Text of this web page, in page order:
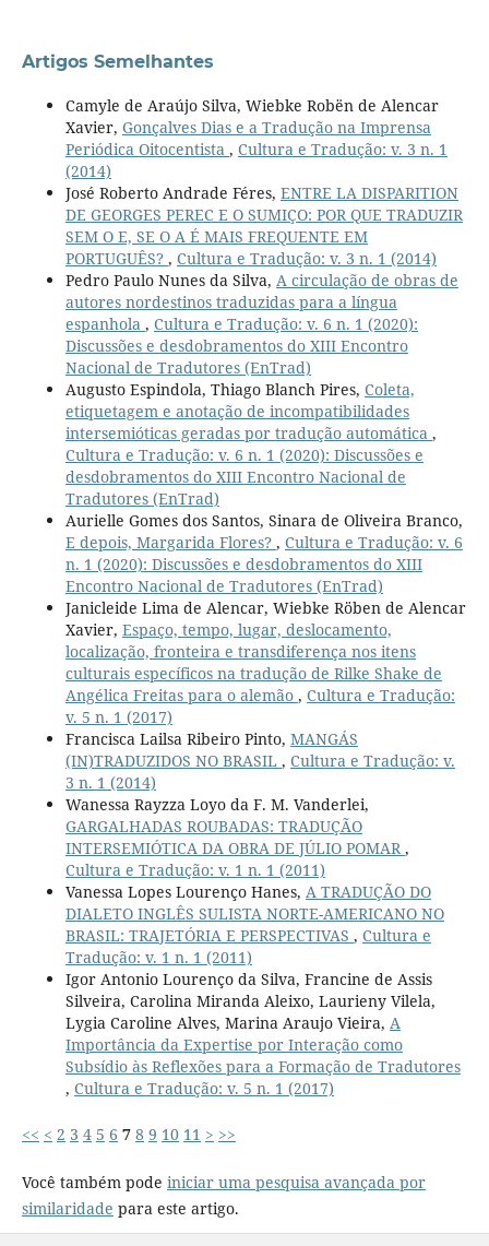
Artigos Semelhantes
Camyle de Araújo Silva, Wiebke Robën de Alencar
Xavier, Gonçalves Dias e a Tradução na Imprensa
Periódica Oitocentista , Cultura e Tradução: v. 3 n. 1
(2014)
José Roberto Andrade Féres, ENTRE LA DISPARITION
DE GEORGES PEREC E O SUMIÇO: POR QUE TRADUZIR
SEM O E, SE O A É MAIS FREQUENTE EM
PORTUGUÊS? , Cultura e Tradução: v. 3 n. 1 (2014)
Pedro Paulo Nunes da Silva, A circulação de obras de
autores nordestinos traduzidas para a língua
espanhola , Cultura e Tradução: v. 6 n. 1 (2020):
Discussões e desdobramentos do XIII Encontro
Nacional de Tradutores (EnTrad)
Augusto Espindola, Thiago Blanch Pires, Coleta,
etiquetagem e anotação de incompatibilidades
intersemióticas geradas por tradução automática ,
Cultura e Tradução: v. 6 n. 1 (2020): Discussões e
desdobramentos do XIII Encontro Nacional de
Tradutores (EnTrad)
Aurielle Gomes dos Santos, Sinara de Oliveira Branco,
E depois, Margarida Flores? , Cultura e Tradução: v. 6
n. 1 (2020): Discussões e desdobramentos do XIII
Encontro Nacional de Tradutores (EnTrad)
Janicleide Lima de Alencar, Wiebke Röben de Alencar
Xavier, Espaço, tempo, lugar, deslocamento,
localização, fronteira e transdiferença nos itens
culturais específicos na tradução de Rilke Shake de
Angélica Freitas para o alemão , Cultura e Tradução:
v. 5 n. 1 (2017)
Francisca Lailsa Ribeiro Pinto, MANGÁS
(IN)TRADUZIDOS NO BRASIL , Cultura e Tradução: v.
3 n. 1 (2014)
Wanessa Rayzza Loyo da F. M. Vanderlei,
GARGALHADAS ROUBADAS: TRADUÇÃO
INTERSEMIÓTICA DA OBRA DE JÚLIO POMAR ,
Cultura e Tradução: v. 1 n. 1 (2011)
Vanessa Lopes Lourenço Hanes, A TRADUÇÃO DO
DIALETO INGLÊS SULISTA NORTE-AMERICANO NO
BRASIL: TRAJETÓRIA E PERSPECTIVAS , Cultura e
Tradução: v. 1 n. 1 (2011)
Igor Antonio Lourenço da Silva, Francine de Assis
Silveira, Carolina Miranda Aleixo, Laurieny Vilela,
Lygia Caroline Alves, Marina Araujo Vieira, A
Importância da Expertise por Interação como
Subsídio às Reflexões para a Formação de Tradutores
, Cultura e Tradução: v. 5 n. 1 (2017)
<< < 2 3 4 5 6 7 8 9 10 11 > >>
Você também pode iniciar uma pesquisa avançada por
similaridade para este artigo.